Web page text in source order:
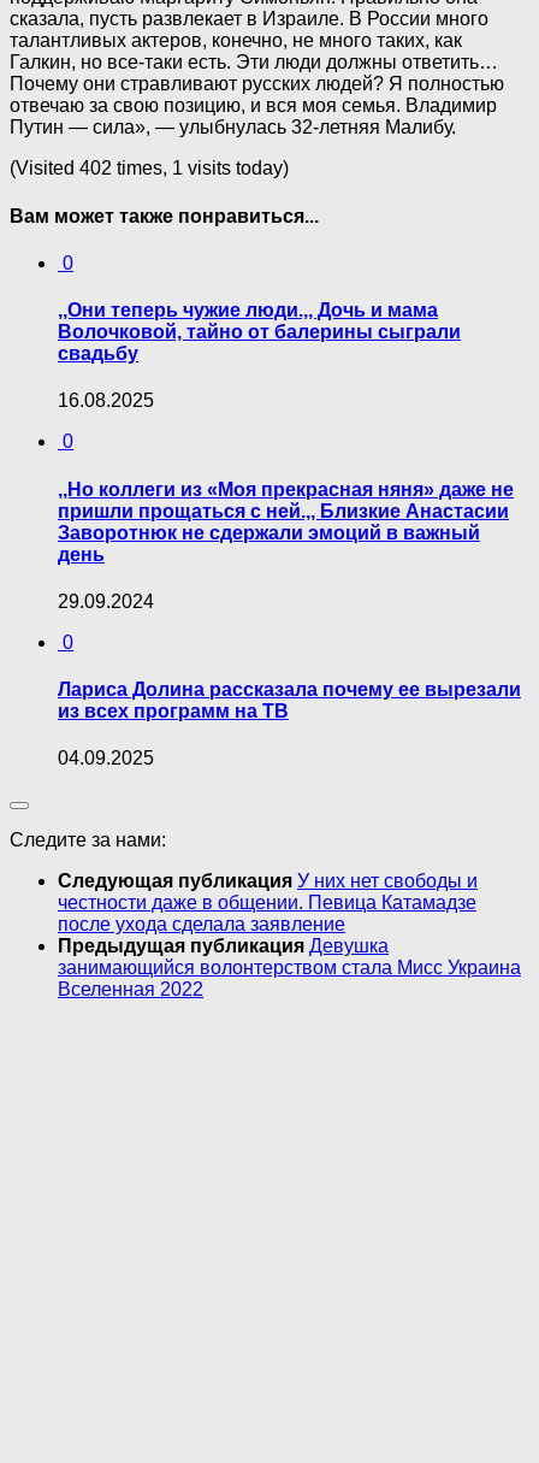
сказала, пусть развлекает в Израиле. В России много
талантливых актеров, конечно, не много таких, как
Галкин, но все-таки есть. Эти люди должны ответить…
Почему они стравливают русских людей? Я полностью
отвечаю за свою позицию, и вся моя семья. Владимир
Путин — сила», — улыбнулась 32-летняя Малибу.
(Visited 402 times, 1 visits today)
Вам может также понравиться...
0
,,Они теперь чужие люди.,, Дочь и мама
Волочковой, тайно от балерины сыграли
свадьбу
16.08.2025
0
,,Но коллеги из «Моя прекрасная няня» даже не
пришли прощаться с ней.,, Близкие Анастасии
Заворотнюк не сдержали эмоций в важный
день
29.09.2024
0
Лариса Долина рассказала почему ее вырезали
из всех программ на ТВ
04.09.2025
Следите за нами:
Следующая публикация У них нет свободы и
честности даже в общении. Певица Катамадзе
после ухода сделала заявление
Предыдущая публикация Девушка
занимающийся волонтерством стала Мисс Украина
Вселенная 2022